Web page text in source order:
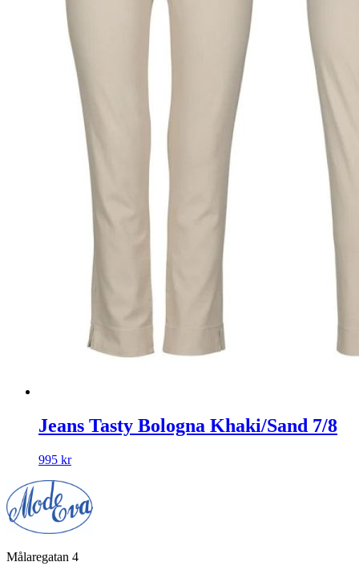
Jeans Tasty Bologna Khaki/Sand 7/8
995 kr
Målaregatan 4